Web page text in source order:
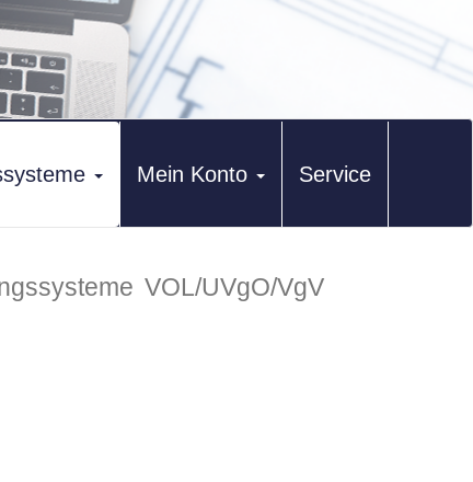
Mein Konto Service
VOL/UVgO/VgV